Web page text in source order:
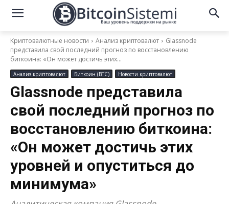
Криптовалютные новости Анализ криптовалют
Glassnode
представила свой последний прогноз по восстановлению
биткоина: «Он может достичь этих...
Анализ криптовалют Биткоин (BTC) Новости криптовалют
Glassnode представила
свой последний прогноз по
восстановлению биткоина:
«Он может достичь этих
уровней и опуститься до
минимума»